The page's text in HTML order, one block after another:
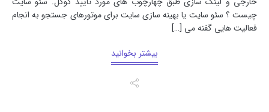
چیست ؟ سئو سایت یا بهینه سازی سایت برای موتورهای جستجو به انجام
فعالیت هایی گفنه می […]
بیشتر بخوانید